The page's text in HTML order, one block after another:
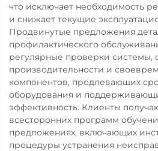
что исключает необходимость
и снижает текущие
Продвинутые предложения
профилактического
регулярные проверки системы,
производительности и
компонентов, продлевающих
оборудования и
эффективность. Клиенты
всесторонних программ
предложениях, включающих
процедуры устранения